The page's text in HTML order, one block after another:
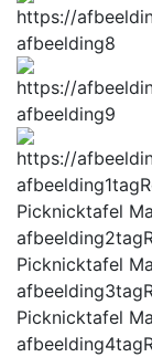
afbeelding8
afbeelding9
afbeelding1tag
Picknicktafel
afbeelding2tag
Picknicktafel
afbeelding3tag
Picknicktafel
afbeelding4tag